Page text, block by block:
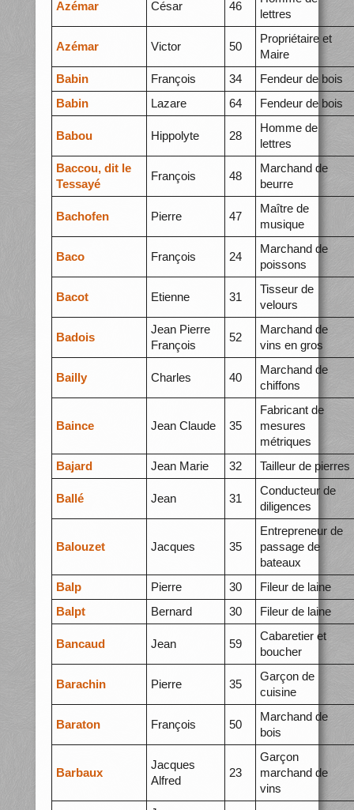
Azémar César 46
lettres
Azémar Victor 50
Propriétaire et
Maire
Babin
François 34
Fendeur de bois
Babin
Lazare 64 Fendeur de bois
Babou Hippolyte 28
Homme de
lettres
Baccou, dit le
Tessayé
François 48
Marchand de
beurre
Bachofen Pierre 47
Maître de
musique
Baco François 24
Marchand de
poissons
Bacot Etienne 31
Tisseur de
velours
Badois
Jean Pierre
François
52
Marchand de
vins en gros
Bailly Charles 40
Marchand de
chiffons
Baince Jean Claude 35
Fabricant de
mesures
métriques
Bajard
Jean Marie 32 Tailleur de pierres
Ballé Jean 31
Conducteur de
diligences
Balouzet Jacques 35
Entrepreneur de
passage de
bateaux
Balp
Pierre 30
Fileur de laine
Balpt
Bernard 30 Fileur de laine
Bancaud Jean 59
Cabaretier et
boucher
Barachin Pierre 35
Garçon de
cuisine
Baraton François 50
Marchand de
bois
Barbaux
Jacques
Alfred
23
Garçon
marchand de
vins